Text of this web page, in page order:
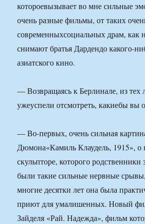
котороевызывает во мне сильные
очень разные фильмы, от таких
современныхсоциальных драм, как
снимают братья Дардендо какого-
азиатского кино.
— Возвращаясь к Берлинале, из тех
ужеуспели отсмотреть, какиебы вы
— Во-первых, очень сильная
Дюмона«Камиль Клаудель, 1915», о
скульпторе, которого родственники
были такие сильные нервные
многие десятки лет она была
приют для умалишенных. Новый
Зайделя «Рай. Надежда», фильм